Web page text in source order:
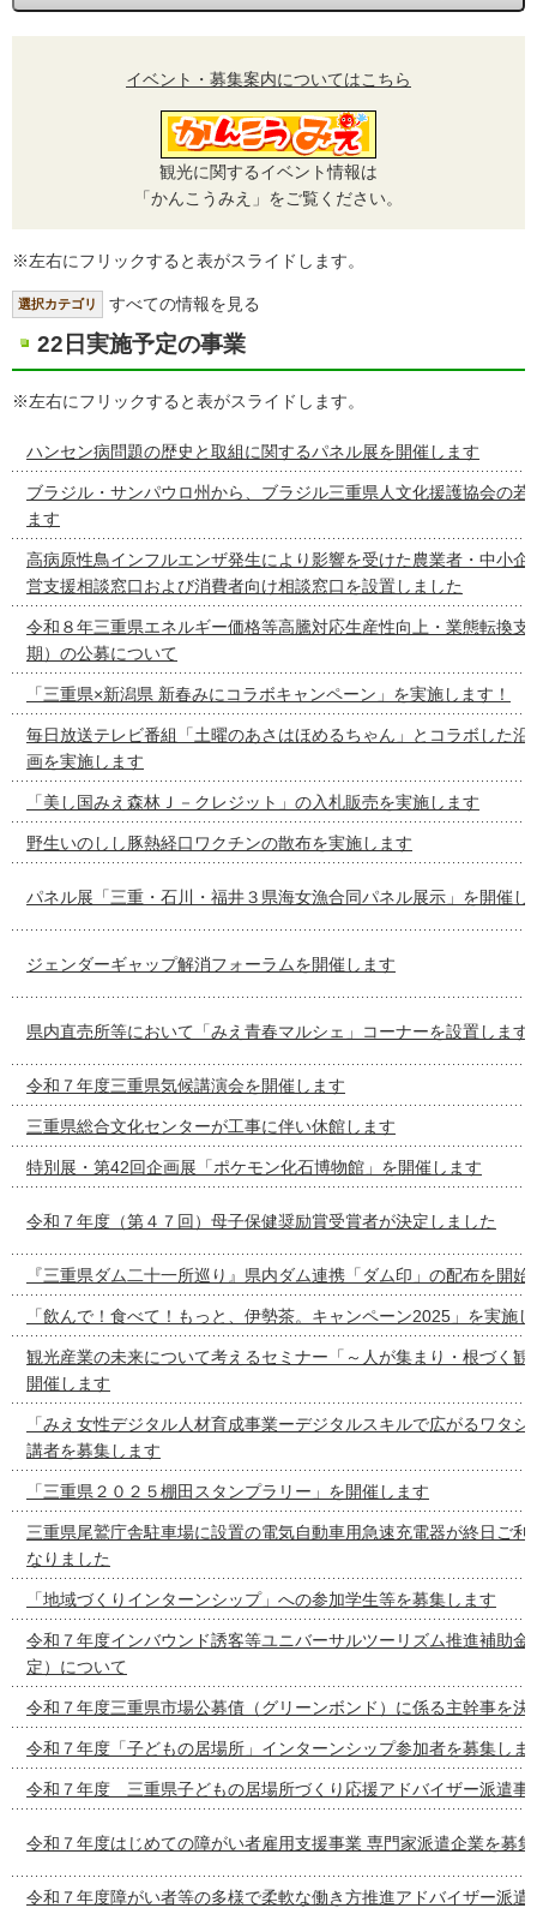
イベント・募集案内についてはこちら
観光に関するイベント情報は
「かんこうみえ」をご覧ください。
※左右にフリックすると表がスライドします。
選択カテゴリ すべての情報を見る
22日実施予定の事業
※左右にフリックすると表がスライドします。
ハンセン病問題の歴史と取組に関するパネル展を開催します
ブラジル・サンパウロ州から、ブラジル三重県人文化援護協会の若
ます
高病原性鳥インフルエンザ発生により影響を受けた農業者・中小企
営支援相談窓口および消費者向け相談窓口を設置しました
令和８年三重県エネルギー価格等高騰対応生産性向上・業態転換支
期）の公募について
「三重県×新潟県 新春みにコラボキャンペーン」を実施します！
毎日放送テレビ番組「土曜のあさはほめるちゃん」とコラボした沿
画を実施します
「美し国みえ森林Ｊ－クレジット」の入札販売を実施します
野生いのしし豚熱経口ワクチンの散布を実施します
パネル展「三重・石川・福井３県海女漁合同パネル展示」を開催し
ジェンダーギャップ解消フォーラムを開催します
県内直売所等において「みえ青春マルシェ」コーナーを設置します
令和７年度三重県気候講演会を開催します
三重県総合文化センターが工事に伴い休館します
特別展・第42回企画展「ポケモン化石博物館」を開催します
令和７年度（第４７回）母子保健奨励賞受賞者が決定しました
『三重県ダム二十一所巡り』県内ダム連携「ダム印」の配布を開始
「飲んで！食べて！もっと、伊勢茶。キャンペーン2025」を実施
観光産業の未来について考えるセミナー「～人が集まり・根づく観
開催します
「みえ女性デジタル人材育成事業ーデジタルスキルで広がるワタ
講者を募集します
「三重県２０２５棚田スタンプラリー」を開催します
三重県尾鷲庁舎駐車場に設置の電気自動車用急速充電器が終日ご利
なりました
「地域づくりインターンシップ」への参加学生等を募集します
令和７年度インバウンド誘客等ユニバーサルツーリズム推進補助金
定）について
令和７年度三重県市場公募債（グリーンボンド）に係る主幹事を決
令和７年度「子どもの居場所」インターンシップ参加者を募集しま
令和７年度 三重県子どもの居場所づくり応援アドバイザー派遣事
令和７年度はじめての障がい者雇用支援事業 専門家派遣企業を募
令和７年度障がい者等の多様で柔軟な働き方推進アドバイザー派遣